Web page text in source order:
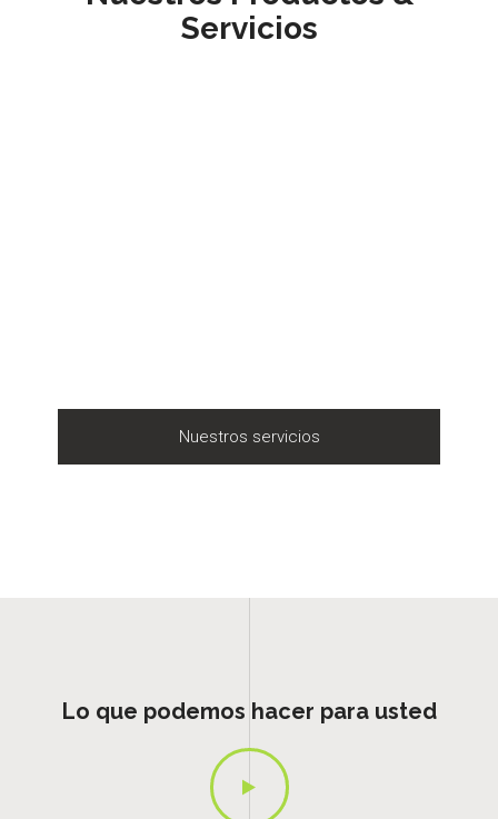
Servicios
Nuestros servicios
Lo que podemos hacer para usted